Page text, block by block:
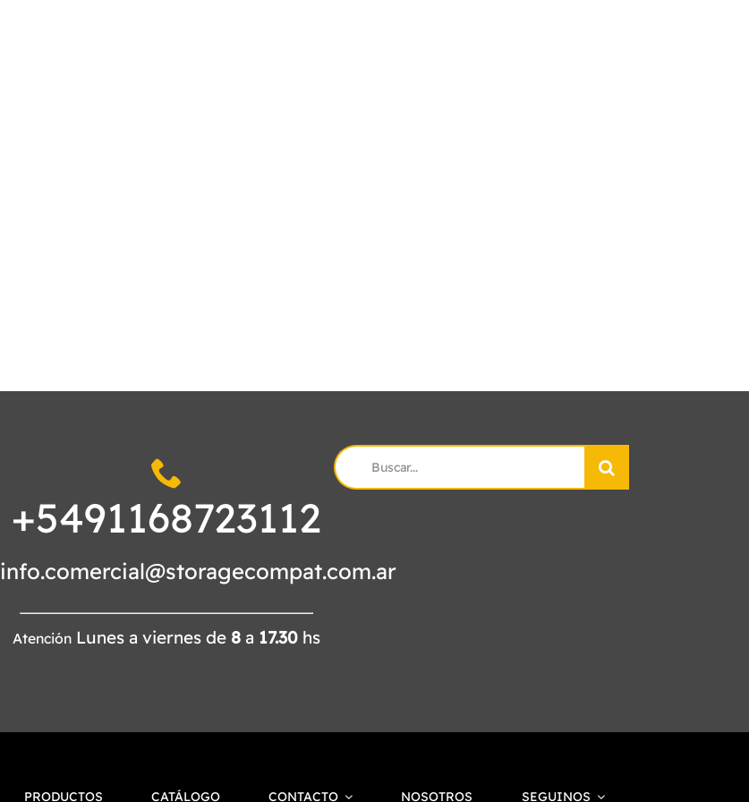
+5491168723112
info.comercial@storagecompat.com.ar
Atención Lunes a viernes de 8 a 17.30 hs
Search
for:
PRODUCTOS CATÁLOGO CONTACTO NOSOTROS SEGUINOS